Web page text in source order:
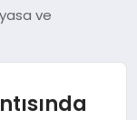
ve